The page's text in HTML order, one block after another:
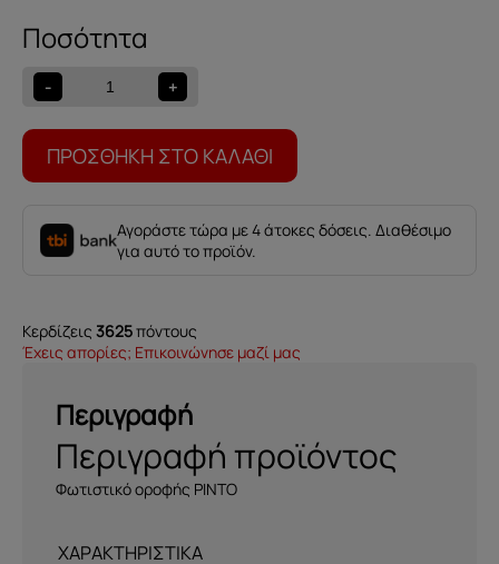
-
Φωτιστικό
οροφής
PINTO
ποσότητα
+
ΠΡΟΣΘΉΚΗ ΣΤΟ ΚΑΛΆΘΙ
Αγοράστε τώρα με 4 άτοκες δόσεις. Διαθέσιμο
για αυτό το προϊόν.
Κερδίζεις 3625πόντους
Έχεις απορίες; Επικοινώνησε μαζί μας
Περιγραφή
Περιγραφή προϊόντος
Φωτιστικό οροφής PINTO